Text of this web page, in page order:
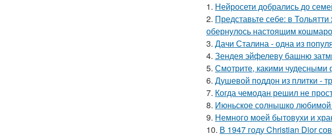
1. Нейросети добрались до
2. Представьте себе: в
обернулось настоящим
3. Дачи Сталина - одна из
4. Зендея эйфелеву башню
5. Смотрите, какими чудесными
6. Душевой поддон из плитки -
7. Когда чемодан решил не
8. Июньское солнышко любимой
9. Немного моей бытовухи и
10. В 1947 году Christian Dior